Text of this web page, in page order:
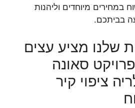
במחירים מיוחדים וליהנות
בביתכם.
שלנו מציע עצים
סאונה
ציפוי קיר